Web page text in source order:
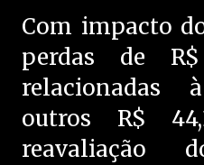
Com impacto
perdas de
relacionadas
outros R$
reavaliação